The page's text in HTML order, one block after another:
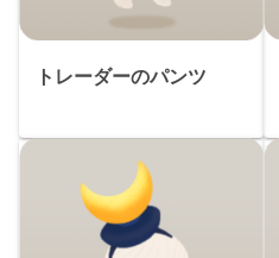
トレーダーのパンツ